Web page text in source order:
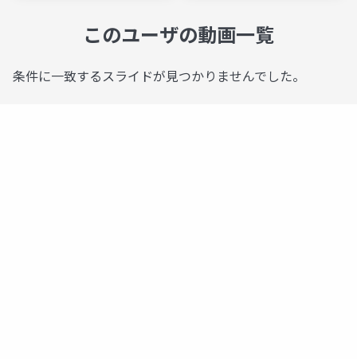
このユーザの動画一覧
条件に一致するスライドが見つかりませんでした。